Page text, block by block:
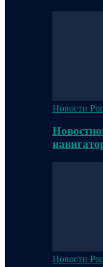
Новости
Новости